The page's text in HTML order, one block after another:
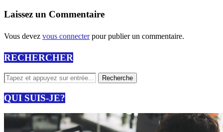
Laissez un Commentaire
Vous devez vous connecterpour publier un commentaire.
RECHERCHER
QUI SUIS-JE?